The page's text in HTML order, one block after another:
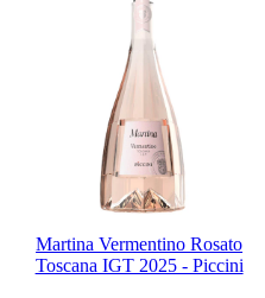
Martina Vermentino Rosato
Toscana IGT 2025 - Piccini